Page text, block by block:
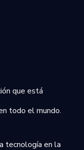
que está
todo el mundo.
tecnología en la